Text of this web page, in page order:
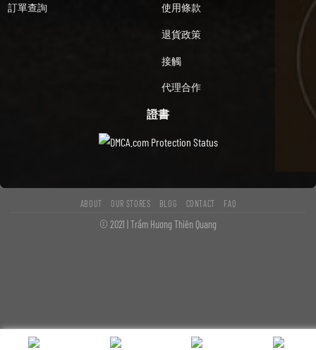
訂單查詢 使用條款
退貨政策
接觸
代理合作
證書
ABOUT OUR STORES BLOG CONTACT FAQ
© 2021 | Trầm Hương Thiên Quang